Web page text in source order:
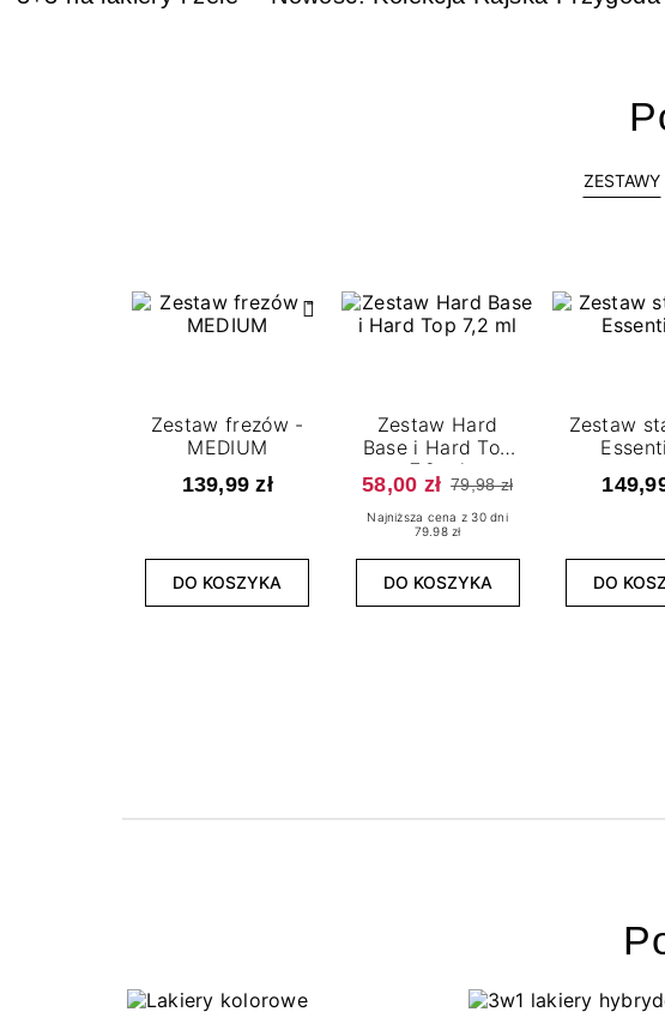
ZESTAWY
Zestaw frezów -
MEDIUM
139,99 zł
DO KOSZYKA
Zestaw Hard
Base i Hard Top
7,2 ml
58,00 zł 79,98 zł
Najniższa cena z 30 dni
79.98 zł
DO KOSZYKA
Zestaw
DO